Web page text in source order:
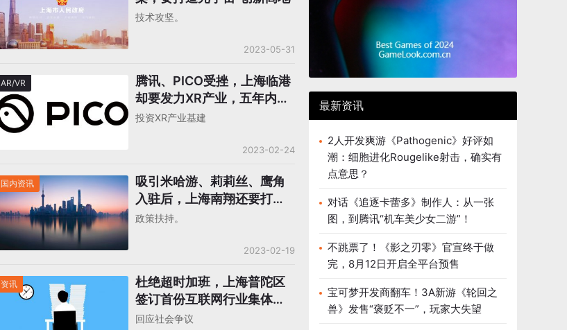
技术攻坚。
2023-05-31
AR/VR
腾讯、PICO受挫，上海临港
却要发力XR产业，五年内规
模要破百亿
投资XR产业基建
2023-02-24
国内资讯
吸引米哈游、莉莉丝、鹰角
入驻后，上海南翔还要打造
“游戏谷”
政策扶持。
2023-02-19
资讯
杜绝超时加班，上海普陀区
签订首份互联网行业集体合
同，游戏公司在列
回应社会争议
最新资讯
2人开发爽游《Pathogenic》好评如
潮：细胞进化Rougelike射击，确实有
点意思？
对话《追逐卡蕾多》制作人：从一张
图，到腾讯“机车美少女二游”！
不跳票了！《影之刃零》官宣终于做
完，8月12日开启全平台预售
宝可梦开发商翻车！3A新游《轮回之
兽》发售“褒贬不一”，玩家大失望